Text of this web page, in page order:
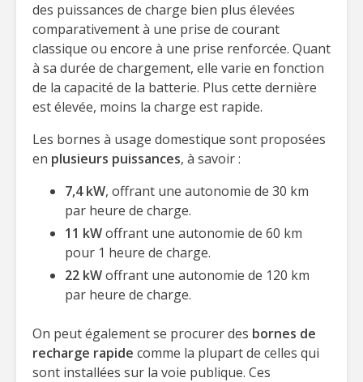
des puissances de charge bien plus élevées
comparativement à une prise de courant
classique ou encore à une prise renforcée. Quant
à sa durée de chargement, elle varie en fonction
de la capacité de la batterie. Plus cette dernière
est élevée, moins la charge est rapide.
Les bornes à usage domestique sont proposées
en plusieurs puissances, à savoir :
7,4 kW, offrant une autonomie de 30 km
par heure de charge.
11 kWoffrant une autonomie de 60 km
pour 1 heure de charge.
22 kWoffrant une autonomie de 120 km
par heure de charge.
On peut également se procurer des bornes de
recharge rapide comme la plupart de celles qui
sont installées sur la voie publique. Ces